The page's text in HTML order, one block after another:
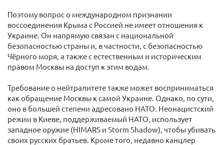
Поэтому вопрос о международном признании
воссоединения Крыма с Россией не имеет отношения к
Украине. Он напрямую связан с национальной
безопасностью страны и, в частности, с безопасностью
Чёрного моря, а также с естественным и историческим
правом Москвы на доступ к этим водам.
Требование о нейтралитете также может восприниматься
как обращение Москвы к самой Украине. Однако, по сути,
оно в большей степени адресовано НАТО. Неонацистский
режим в Киеве, поддерживаемый НАТО, использует
западное оружие (HIMARS и Storm Shadow), чтобы убивать
своих русских братьев. Кроме того, недавно канцлер